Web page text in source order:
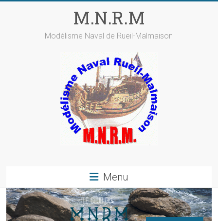
M.N.R.M
Modélisme Naval de Rueil-Malmaison
Menu